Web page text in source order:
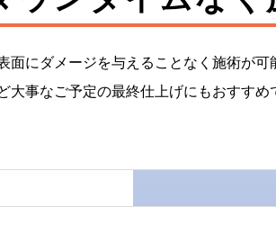
面にダメージを与えることなく施術が
大事なご予定の最終仕上げにもおすすめ